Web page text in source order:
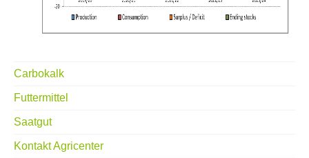
Carbokalk
Futtermittel
Saatgut
Kontakt Agricenter